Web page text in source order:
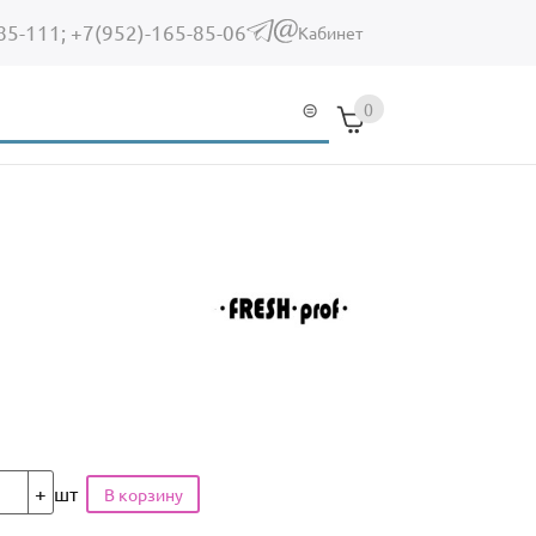
111; +7(952)-165-85-06 (link sends e-mail)
Кабинет
0
шт